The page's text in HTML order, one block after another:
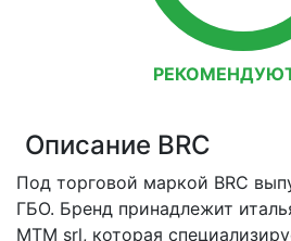
Описание BRC
Под торговой маркой BRC
ГБО. Бренд принадлежит
MTM srl, которая